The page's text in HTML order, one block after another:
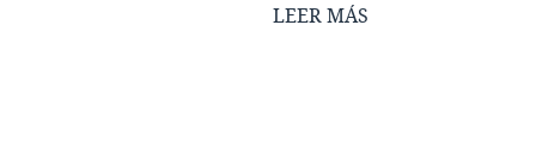
LEER MÁS